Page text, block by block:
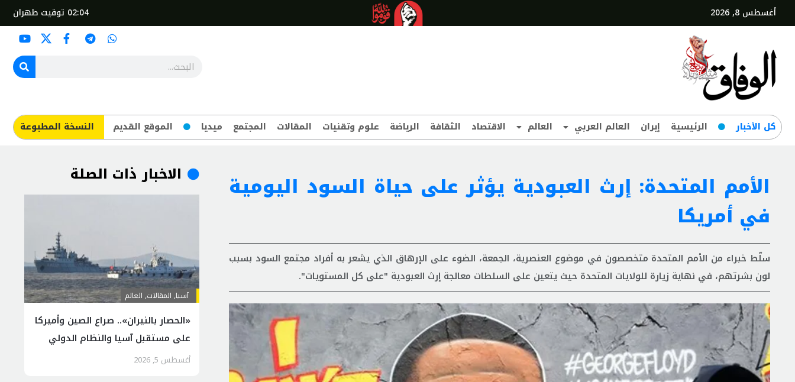
أغسطس 8, 2026 02:04 توقيت طهران
کل‌ الأخبار الرئيسية إيران العالم العربي العالم الاقتصاد الثقافة الرياضة علوم وتقنيات المقالات المجتمع ميديا الموقع القديم ​النسخة المطبوعة
الأمم المتحدة: إرث العبودية يؤثر على حياة السود اليومية
في أمريكا
سلّط خبراء من الأمم المتحدة متخصصون في موضوع العنصرية، الجمعة، الضوء على الإرهاق الذي يشعر به أفراد مجتمع السود بسبب
لون بشرتهم، في نهاية زيارة للولايات المتحدة حيث يتعين على السلطات معالجة إرث العبودية "على كل المستويات".
الاخبار ذات الصلة
آسیا, المقالات, العالم
«الحصار بالنيران».. صراع الصين وأميركا
على مستقبل آسيا والنظام الدولي
أغسطس 5, 2026